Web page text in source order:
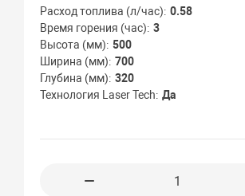
Расход топлива (л/час) 0.58
Время горения (час) 3
Высота (мм) 500
Ширина (мм) 700
Глубина (мм) 320
Технология Laser Tech Да